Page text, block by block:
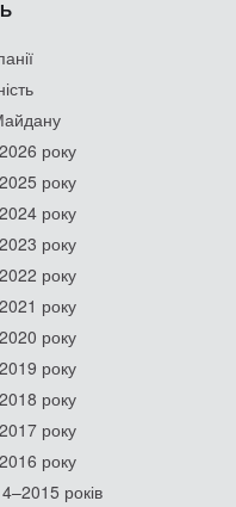
року
року
року
року
року
року
року
року
року
року
року
років